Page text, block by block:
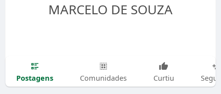
MARCELO DE SOUZA
Postagens Comunidades Curtiu